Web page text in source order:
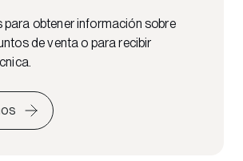
obtener información sobre
de venta o para recibir